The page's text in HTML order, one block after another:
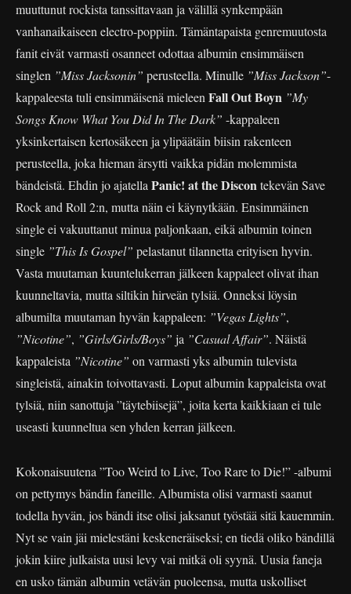
muuttunut rockista tanssittavaan ja välillä synkempään
vanhanaikaiseen electro-poppiin. Tämäntapaista genremuutosta
fanit eivät varmasti osanneet odottaa albumin ensimmäisen
singlen ”Miss Jacksonin” perusteella. Minulle ”Miss Jackson”-
kappaleesta tuli ensimmäisenä mieleen Fall Out Boyn ”My
Songs Know What You Did In The Dark” -kappaleen
yksinkertaisen kertosäkeen ja ylipäätäin biisin rakenteen
perusteella, joka hieman ärsytti vaikka pidän molemmista
bändeistä. Ehdin jo ajatella Panic! at the Discontekevän Save
Rock and Roll 2:n, mutta näin ei käynytkään. Ensimmäinen
single ei vakuuttanut minua paljonkaan, eikä albumin toinen
single ”This Is Gospel” pelastanut tilannetta erityisen hyvin.
Vasta muutaman kuuntelukerran jälkeen kappaleet olivat ihan
kuunneltavia, mutta siltikin hirveän tylsiä. Onneksi löysin
albumilta muutaman hyvän kappaleen: ”Vegas Lights”,
”Nicotine”, ”Girls/Girls/Boys” ja ”Casual Affair”. Näistä
kappaleista ”Nicotine” on varmasti yks albumin tulevista
singleistä, ainakin toivottavasti. Loput albumin kappaleista ovat
tylsiä, niin sanottuja ”täytebiisejä”, joita kerta kaikkiaan ei tule
useasti kuunneltua sen yhden kerran jälkeen.
Kokonaisuutena ”Too Weird to Live, Too Rare to Die!” -albumi
on pettymys bändin faneille. Albumista olisi varmasti saanut
todella hyvän, jos bändi itse olisi jaksanut työstää sitä kauemmin.
Nyt se vain jäi mielestäni keskeneräiseksi; en tiedä oliko bändillä
jokin kiire julkaista uusi levy vai mitkä oli syynä. Uusia faneja
en usko tämän albumin vetävän puoleensa, mutta uskolliset